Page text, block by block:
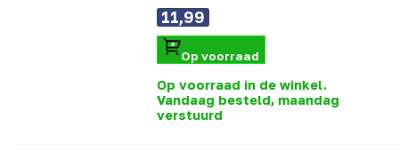
11,99
Op voorraad
Op voorraad in de winkel.
Vandaag besteld, maandag
verstuurd